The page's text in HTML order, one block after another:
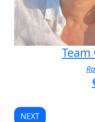
Team
NEXT